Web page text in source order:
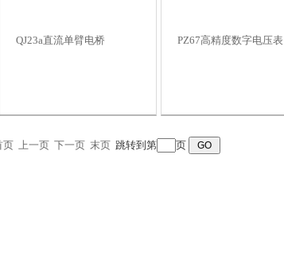
QJ23a直流单臂电桥 PZ67高精度数字电压表
页 上一页 下一页 末页 跳转到第 页